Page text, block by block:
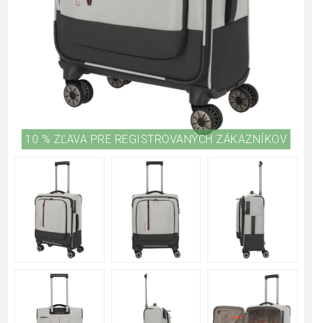
10 % ZĽAVA PRE REGISTROVANÝCH ZÁKAZNÍKOV